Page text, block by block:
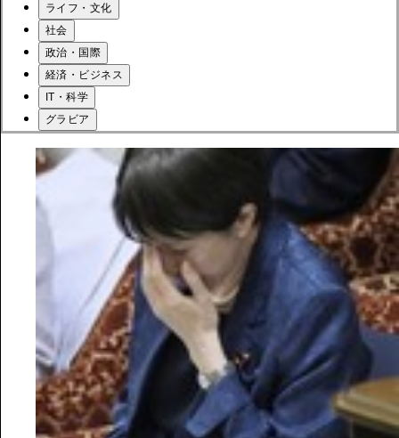
ライフ・文化
社会
政治・国際
経済・ビジネス
IT・科学
グラビア